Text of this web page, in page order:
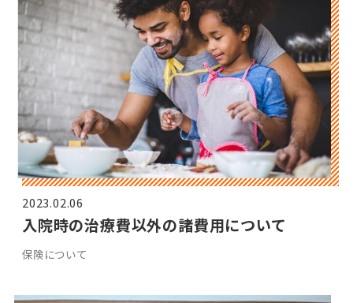
2023.02.06
入院時の治療費以外の諸費用について
保険について